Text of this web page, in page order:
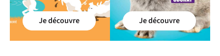
Je découvre Je découvre